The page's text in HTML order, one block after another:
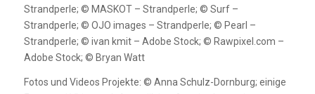
Strandperle; © MASKOT – Strandperle; © Surf –
Strandperle; © OJO images – Strandperle; © Pearl –
Strandperle; © ivan kmit – Adobe Stock; © Rawpixel.com –
Adobe Stock; © Bryan Watt
Fotos und Videos Projekte: © Anna Schulz-Dornburg; einige